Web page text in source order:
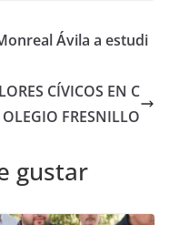
Ávila a estudi
CÍVICOS EN C
OLEGIO FRESNILLO
gustar